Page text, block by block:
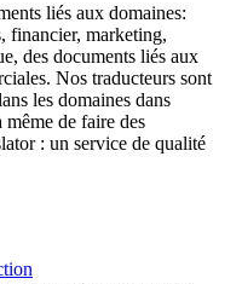
liés aux domaines:
financier, marketing,
des documents liés aux
Nos traducteurs sont
les domaines dans
de faire des
: un service de qualité